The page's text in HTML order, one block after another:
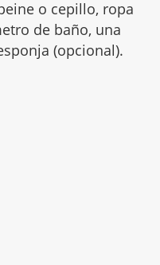
o cepillo, ropa
de baño, una
(opcional).